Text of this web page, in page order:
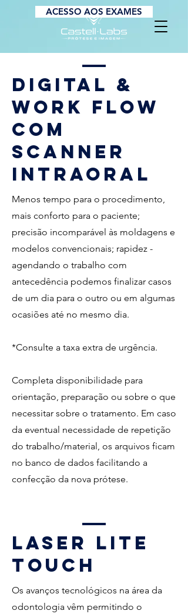
ACESSO AOS EXAMES
Digital &
Work Flow
com
Scanner
Intraoral
Menos tempo para o procedimento,
mais conforto para o paciente;
precisão incomparável às moldagens e
modelos convencionais; rapidez -
agendando o trabalho com
antecedência podemos finalizar casos
de um dia para o outro ou em algumas
ocasiões até no mesmo dia.
*Consulte a taxa extra de urgência.
Completa disponibilidade para
orientação, preparação ou sobre o que
necessitar sobre o tratamento. Em caso
da eventual necessidade de repetição
do trabalho/material, os arquivos ficam
no banco de dados facilitando a
confecção da nova prótese.
Laser Lite
Touch
Os avanços tecnológicos na área da
odontologia vêm permitindo o